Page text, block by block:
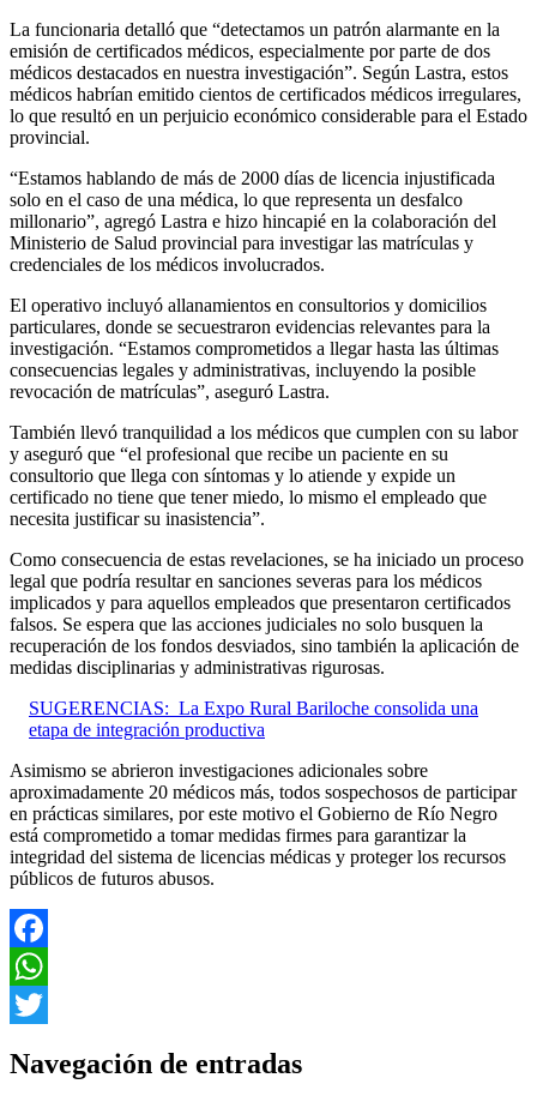
La funcionaria detalló que “detectamos un patrón alarmante en la
emisión de certificados médicos, especialmente por parte de dos
médicos destacados en nuestra investigación”. Según Lastra, estos
médicos habrían emitido cientos de certificados médicos irregulares,
lo que resultó en un perjuicio económico considerable para el Estado
provincial.
“Estamos hablando de más de 2000 días de licencia injustificada
solo en el caso de una médica, lo que representa un desfalco
millonario”, agregó Lastra e hizo hincapié en la colaboración del
Ministerio de Salud provincial para investigar las matrículas y
credenciales de los médicos involucrados.
El operativo incluyó allanamientos en consultorios y domicilios
particulares, donde se secuestraron evidencias relevantes para la
investigación. “Estamos comprometidos a llegar hasta las últimas
consecuencias legales y administrativas, incluyendo la posible
revocación de matrículas”, aseguró Lastra.
También llevó tranquilidad a los médicos que cumplen con su labor
y aseguró que “el profesional que recibe un paciente en su
consultorio que llega con síntomas y lo atiende y expide un
certificado no tiene que tener miedo, lo mismo el empleado que
necesita justificar su inasistencia”.
Como consecuencia de estas revelaciones, se ha iniciado un proceso
legal que podría resultar en sanciones severas para los médicos
implicados y para aquellos empleados que presentaron certificados
falsos. Se espera que las acciones judiciales no solo busquen la
recuperación de los fondos desviados, sino también la aplicación de
medidas disciplinarias y administrativas rigurosas.
SUGERENCIAS: La Expo Rural Bariloche consolida una
etapa de integración productiva
Asimismo se abrieron investigaciones adicionales sobre
aproximadamente 20 médicos más, todos sospechosos de participar
en prácticas similares, por este motivo el Gobierno de Río Negro
está comprometido a tomar medidas firmes para garantizar la
integridad del sistema de licencias médicas y proteger los recursos
públicos de futuros abusos.
Facebook
WhatsApp
Navegación de entradas